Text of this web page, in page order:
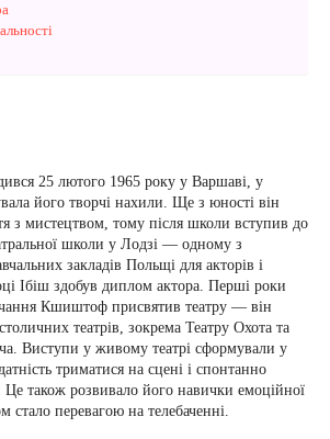
25 лютого 1965 року у Варшаві, у
його творчі нахили. Ще з юності він
з мистецтвом, тому після школи вступив до
школи у Лодзі — одному з
закладів Польщі для акторів і
Ібіш здобув диплом актора. Перші роки
Кшиштоф присвятив театру — він
театрів, зокрема Театру Охота та
Виступи у живому театрі сформували у
триматися на сцені і спонтанно
Це також розвивало його навички емоційної
стало перевагою на телебаченні.